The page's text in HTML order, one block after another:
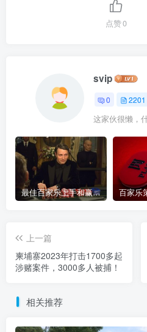
点赞0
svip
0 2201
这家伙很懒，
最佳百家乐上手和赢钱指南 – 终极版
上一篇
柬埔寨2023年打击1700多起
涉赌案件，3000多人被捕！
相关推荐